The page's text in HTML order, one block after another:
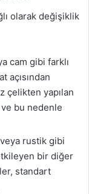
olarak değişiklik
cam gibi farklı
açısından
çelikten yapılan
ve bu nedenle
rustik gibi
bir diğer
standart